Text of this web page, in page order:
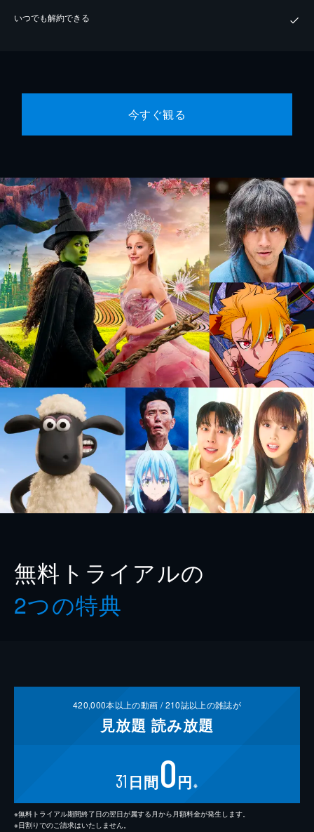
いつでも解約できる
今すぐ観る
無料トライアルの
2つの特典
420,000本以上の動画 /210誌以上の雑誌が
見放題 読み放題
31 日間0円 ※
※無料トライアル期間終了日の翌日が属する月から月額料金が発生します。
※日割りでのご請求はいたしません。